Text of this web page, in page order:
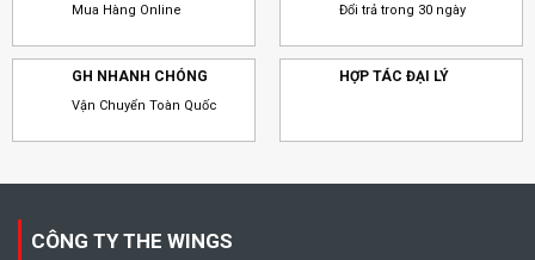
Mua Hàng Online Đổi trả trong 30 ngày
GH NHANH CHÓNG
Vận Chuyển Toàn Quốc
HỢP TÁC ĐẠI LÝ
CÔNG TY THE WINGS